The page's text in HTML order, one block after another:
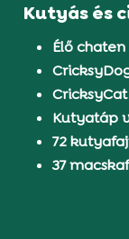
Kutyás és
Élő
Kutyatáp
72
37